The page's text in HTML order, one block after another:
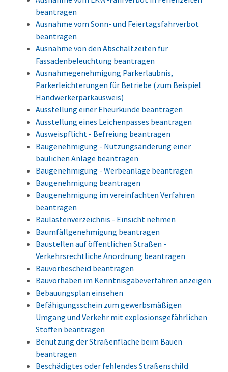
beantragen
Ausnahme vom Sonn- und Feiertagsfahrverbot
beantragen
Ausnahme von den Abschaltzeiten für
Fassadenbeleuchtung beantragen
Ausnahmegenehmigung Parkerlaubnis,
Parkerleichterungen für Betriebe (zum Beispiel
Handwerkerparkausweis)
Ausstellung einer Eheurkunde beantragen
Ausstellung eines Leichenpasses beantragen
Ausweispflicht - Befreiung beantragen
Baugenehmigung - Nutzungsänderung einer
baulichen Anlage beantragen
Baugenehmigung - Werbeanlage beantragen
Baugenehmigung beantragen
Baugenehmigung im vereinfachten Verfahren
beantragen
Baulastenverzeichnis - Einsicht nehmen
Baumfällgenehmigung beantragen
Baustellen auf öffentlichen Straßen -
Verkehrsrechtliche Anordnung beantragen
Bauvorbescheid beantragen
Bauvorhaben im Kenntnisgabeverfahren anzeigen
Bebauungsplan einsehen
Befähigungsschein zum gewerbsmäßigen
Umgang und Verkehr mit explosionsgefährlichen
Stoffen beantragen
Benutzung der Straßenfläche beim Bauen
beantragen
Beschädigtes oder fehlendes Straßenschild